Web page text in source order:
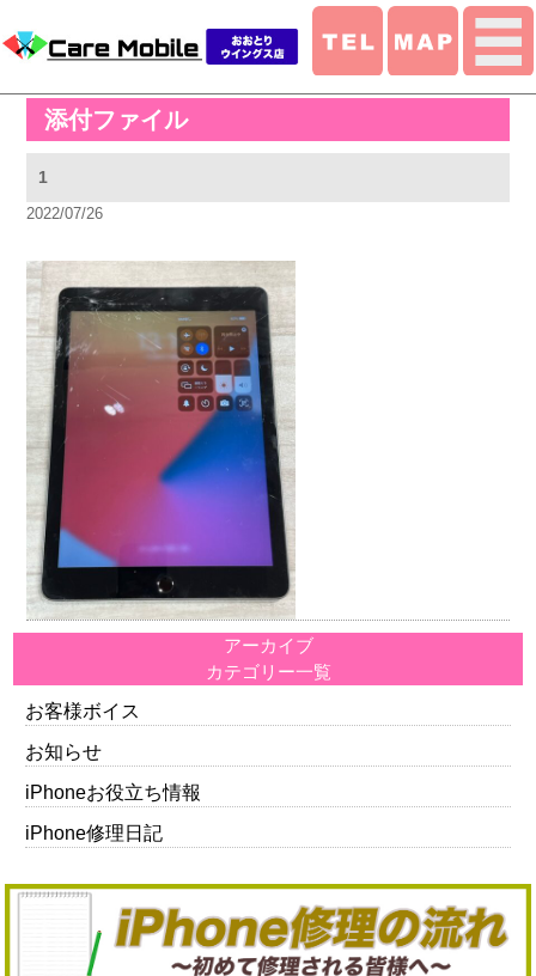
添付ファイル
1
2022/07/26
アーカイブ
カテゴリー一覧
お客様ボイス
お知らせ
iPhoneお役立ち情報
iPhone修理日記